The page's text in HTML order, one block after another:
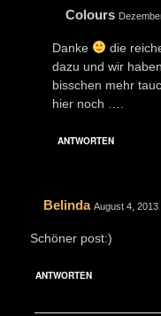
Colours
Danke
die
dazu und wir
bisschen mehr
hier noch ….
ANTWORTEN
Belinda August 4, 2013
Schöner post:)
ANTWORTEN